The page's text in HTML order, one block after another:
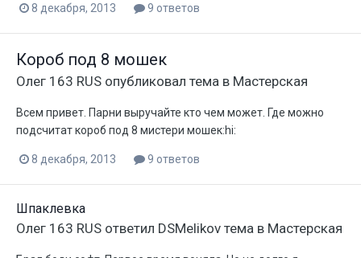
8 декабря, 2013 9 ответов
Короб под 8 мошек
Олег 163 RUS опубликовал тема в Мастерская
Всем привет. Парни выручайте кто чем может. Где можно
подсчитат короб под 8 мистери мошек:hi:
8 декабря, 2013 9 ответов
Шпаклевка
Олег 163 RUS ответил DSMelikov тема в Мастерская